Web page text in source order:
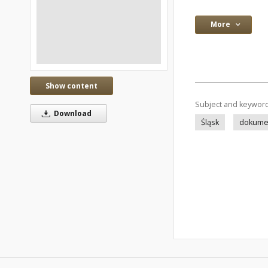
Show content
Download
More
Subject and
Śląsk